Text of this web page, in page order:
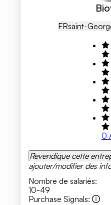
FRSaint-
0
Revendique cette
ajouter/modifier des
Nombre de salariés:
10-49
Purchase Signals: